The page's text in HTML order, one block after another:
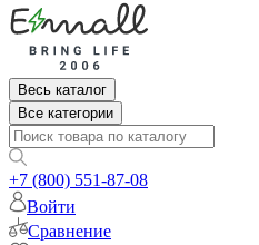
Весь каталог
Все категории
+7 (800) 551-87-08
Войти
Сравнение